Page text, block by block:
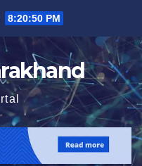
8:20:51 PM